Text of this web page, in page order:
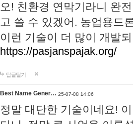
오! 친환경 연막기라니 완
고 쓸 수 있겠어. 농업용드
이런 기술이 더 많이 개발
https://pasjanspajak.org/
답글달기
Best Name Gener… 25-07-08 14:06
정말 대단한 기술이네요!